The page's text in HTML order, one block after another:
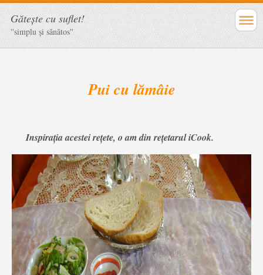
Găteşte cu suflet!
''simplu şi sănătos''
Pui cu lămâie
Inspiraţia acestei reţete, o am din reţetarul iCook.